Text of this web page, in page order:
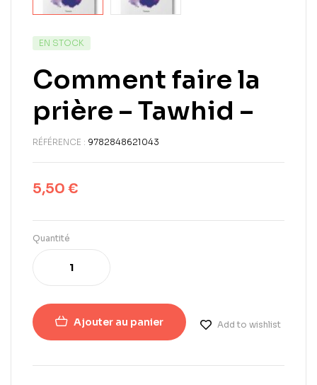
EN STOCK
Comment faire la
prière – Tawhid –
RÉFÉRENCE : 9782848621043
5,50 €
Quantité
Ajouter au panier Add to wishlist